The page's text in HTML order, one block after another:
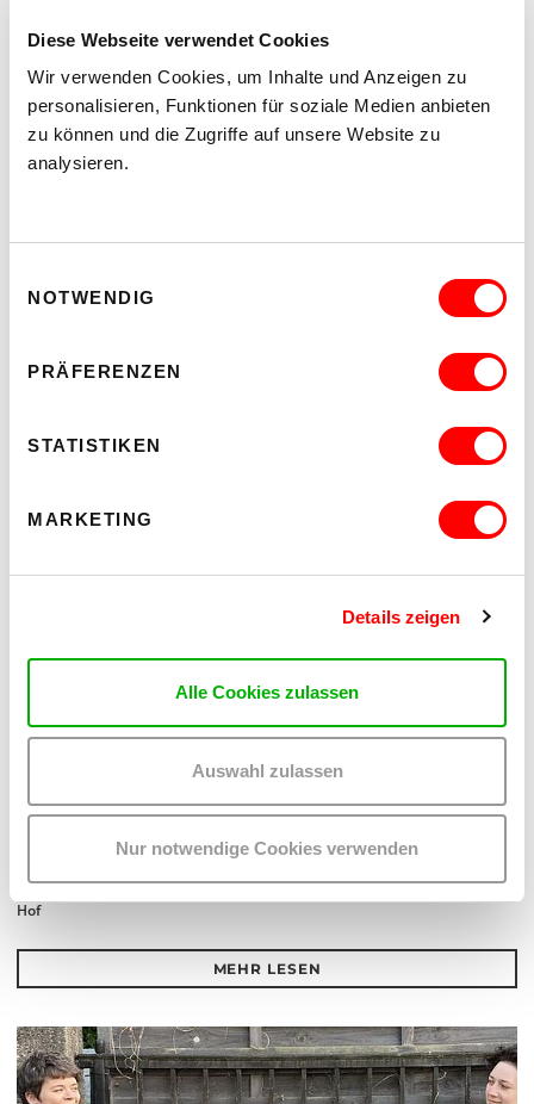
Diese Webseite verwendet Cookies
Wir verwenden Cookies, um Inhalte und Anzeigen zu
personalisieren, Funktionen für soziale Medien anbieten
zu können und die Zugriffe auf unsere Website zu
analysieren.
NOTWENDIG
PRÄFERENZEN
STATISTIKEN
MARKETING
Details zeigen
Alle Cookies zulassen
Auswahl zulassen
Nur notwendige Cookies verwenden
Mi 12.8.2026
Hof
PLATZKONZERTE 2026
Hof
MEHR LESEN